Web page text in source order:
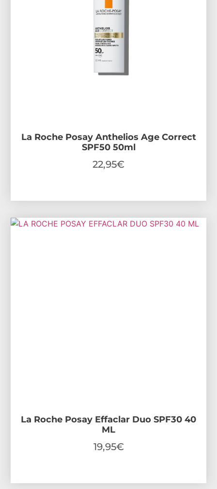
La Roche Posay Anthelios Age Correct
SPF50 50ml
22,95€
La Roche Posay Effaclar Duo SPF30 40
ML
19,95€